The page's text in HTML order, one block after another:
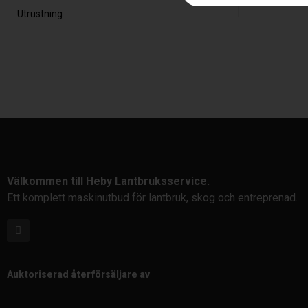
Utrustning
Välkommen till Heby Lantbruksservice.
Ett komplett maskinutbud för lantbruk, skog och entreprenad.
Auktoriserad återförsäljare av